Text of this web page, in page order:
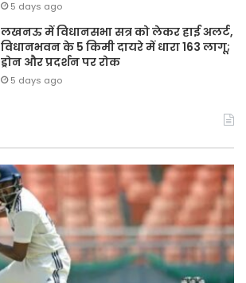
5 days ago
लखनऊ में विधानसभा सत्र को लेकर हाई अलर्ट,
विधानभवन के 5 किमी दायरे में धारा 163 लागू;
ड्रोन और प्रदर्शन पर रोक
5 days ago